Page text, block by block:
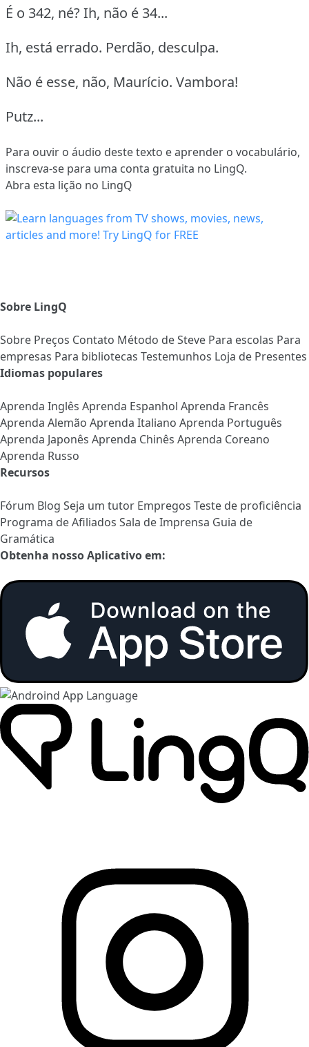
É o 342, né? Ih, não é 34...
Ih, está errado. Perdão, desculpa.
Não é esse, não, Maurício. Vambora!
Putz...
Para ouvir o áudio deste texto e aprender o vocabulário,
inscreva-se para uma conta gratuita no LingQ.
Abra esta lição no LingQ
Sobre LingQ
Sobre Preços Contato Método de Steve Para escolas Para
empresas Para bibliotecas Testemunhos Loja de Presentes
Idiomas populares
Aprenda Inglês Aprenda Espanhol Aprenda Francês
Aprenda Alemão Aprenda Italiano Aprenda Português
Aprenda Japonês Aprenda Chinês Aprenda Coreano
Aprenda Russo
Recursos
Fórum Blog Seja um tutor Empregos Teste de proficiência
Programa de Afiliados Sala de Imprensa Guia de
Gramática
Obtenha nosso Aplicativo em: